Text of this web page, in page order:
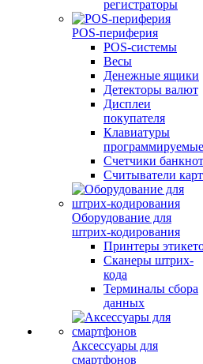
регистраторы
POS-периферия
POS-системы
Весы
Денежные ящики
Детекторы валют
Дисплеи
покупателя
Клавиатуры
программируемые
Счетчики банкнот
Считыватели карт
Оборудование для
штрих-кодирования
Принтеры
Сканеры штрих-
кода
Терминалы сбора
данных
Аксессуары для
смартфонов